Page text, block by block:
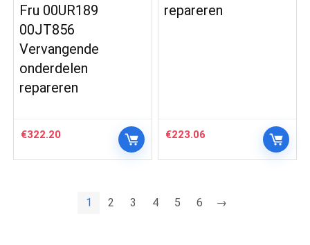
Fru 00UR189
00JT856
Vervangende
onderdelen
repareren
€322.20
repareren
€223.06
1 2 3 4 5 6 →